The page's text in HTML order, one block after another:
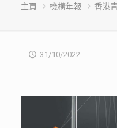
主頁 機構年報 香港
31/10/2022